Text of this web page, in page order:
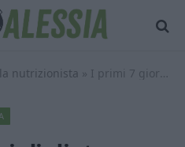
nutrizionista » I primi 7 giorni di dieta chetogenica: la mia guida per iniziare bene